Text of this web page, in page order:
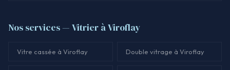
Nos services — Vitrier à Viroflay
Vitre cassée à Viroflay Double vitrage à Viroflay